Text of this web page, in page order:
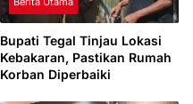
Bupati Tegal Tinjau Lokasi
Kebakaran, Pastikan Rumah
Korban Diperbaiki